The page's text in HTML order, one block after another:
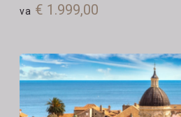
va € 1.999,00